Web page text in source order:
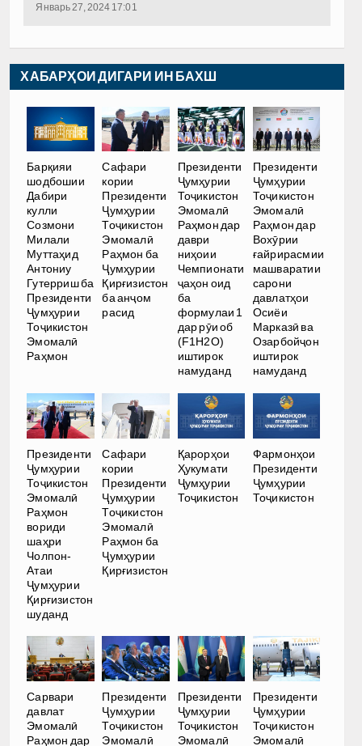
Январь 27, 2024 17:01
ХАБАРҲОИ ДИГАРИ ИН БАХШ
Барқияи
шодбошии
Дабири
кулли
Созмони
Милали
Муттаҳид
Антониу
Гутерриш ба
Президенти
Ҷумҳурии
Тоҷикистон
Эмомалӣ
Раҳмон
Сафари
кории
Президенти
Ҷумҳурии
Тоҷикистон
Эмомалӣ
Раҳмон ба
Ҷумҳурии
Қирғизистон
ба анҷом
расид
Президенти
Ҷумҳурии
Тоҷикистон
Эмомалӣ
Раҳмон дар
даври
ниҳоии
Чемпионати
ҷаҳон оид
ба
формулаи 1
дар рӯи об
(F1H2O)
иштирок
намуданд
Президенти
Ҷумҳурии
Тоҷикистон
Эмомалӣ
Раҳмон дар
Вохӯрии
ғайрирасмии
машваратии
сарони
давлатҳои
Осиёи
Марказӣ ва
Озарбойҷон
иштирок
намуданд
Президенти
Ҷумҳурии
Тоҷикистон
Эмомалӣ
Раҳмон
вориди
шаҳри
Чолпон-
Атаи
Ҷумҳурии
Қирғизистон
шуданд
Сафари
кории
Президенти
Ҷумҳурии
Тоҷикистон
Эмомалӣ
Раҳмон ба
Ҷумҳурии
Қирғизистон
Қарорҳои
Ҳукумати
Ҷумҳурии
Тоҷикистон
Фармонҳои
Президенти
Ҷумҳурии
Тоҷикистон
Сарвари
давлат
Эмомалӣ
Раҳмон дар
Президенти
Ҷумҳурии
Тоҷикистон
Эмомалӣ
Президенти
Ҷумҳурии
Тоҷикистон
Эмомалӣ
Президенти
Ҷумҳурии
Тоҷикистон
Эмомалӣ